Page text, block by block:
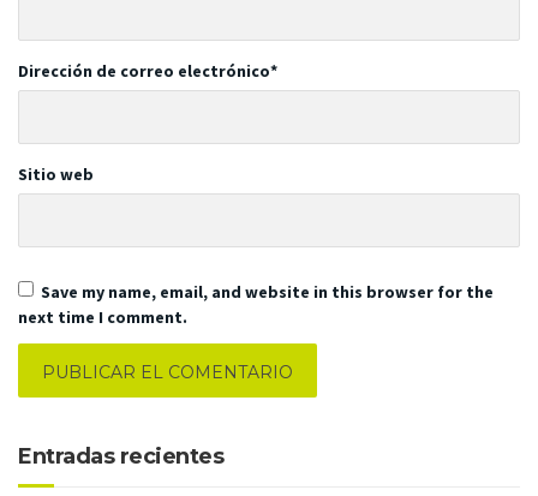
Dirección de correo electrónico*
Sitio web
Save my name, email, and website in this browser for the
next time I comment.
Entradas recientes